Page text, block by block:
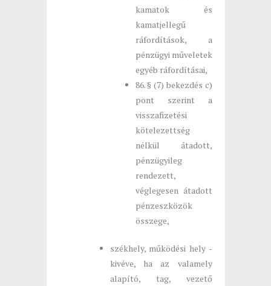
kamatok és
kamatjellegű
ráfordítások, a
pénzügyi műveletek
egyéb ráfordításai,
86. § (7) bekezdés c)
pont szerint a
visszafizetési
kötelezettség
nélkül átadott,
pénzügyileg
rendezett,
véglegesen átadott
pénzeszközök
összege,
székhely, működési hely -
kivéve, ha az valamely
alapító, tag, vezető